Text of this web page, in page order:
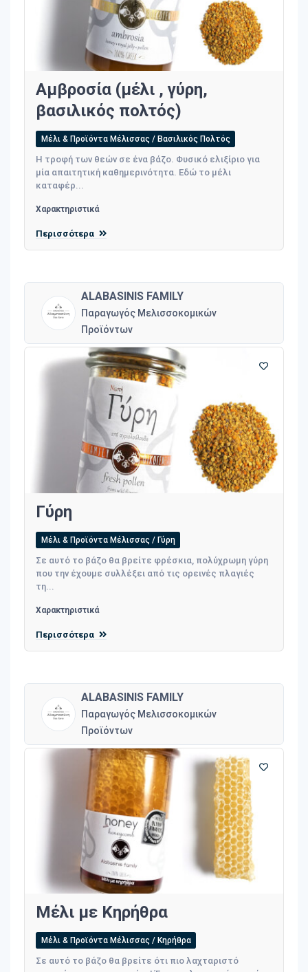
Αμβροσία (μέλι , γύρη,
βασιλικός πολτός)
Μέλι & Προϊόντα Μέλισσας / Βασιλικός Πολτός
Η τροφή των θεών σε ένα βάζο. Φυσικό ελιξίριο για
μία απαιτητική καθημερινότητα. Εδώ το μέλι
καταφέρ...
Χαρακτηριστικά
Περισσότερα
ALABASINIS FAMILY
Παραγωγός Μελισσοκομικών
Προϊόντων
Γύρη
Μέλι & Προϊόντα Μέλισσας / Γύρη
Σε αυτό το βάζο θα βρείτε φρέσκια, πολύχρωμη γύρη
που την έχουμε συλλέξει από τις ορεινές πλαγιές
τη...
Χαρακτηριστικά
Περισσότερα
ALABASINIS FAMILY
Παραγωγός Μελισσοκομικών
Προϊόντων
Μέλι με Κηρήθρα
Μέλι & Προϊόντα Μέλισσας / Κηρήθρα
Σε αυτό το βάζο θα βρείτε ότι πιο λαχταριστό